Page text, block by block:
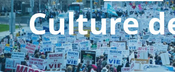
Boutique
Culture